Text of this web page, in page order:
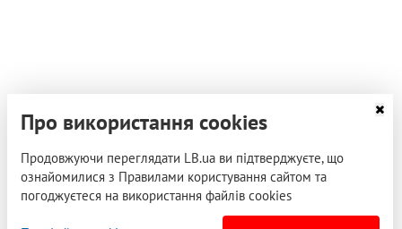
Про використання cookies
Продовжуючи переглядати LB.ua ви підтверджуєте, що
ознайомилися з Правилами користування сайтом та
погоджуєтеся на використання файлів cookies